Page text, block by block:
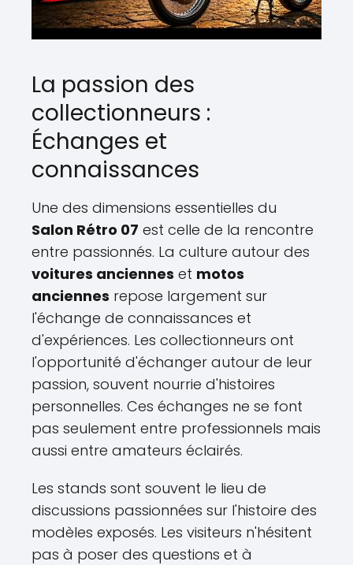
La passion des
collectionneurs :
Échanges et
connaissances
Une des dimensions essentielles du
Salon Rétro 07 est celle de la rencontre
entre passionnés. La culture autour des
voitures anciennes et motos
anciennes repose largement sur
l'échange de connaissances et
d'expériences. Les collectionneurs ont
l'opportunité d'échanger autour de leur
passion, souvent nourrie d'histoires
personnelles. Ces échanges ne se font
pas seulement entre professionnels mais
aussi entre amateurs éclairés.
Les stands sont souvent le lieu de
discussions passionnées sur l'histoire des
modèles exposés. Les visiteurs n'hésitent
pas à poser des questions et à